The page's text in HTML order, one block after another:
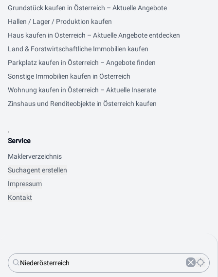
Grundstück kaufen in Österreich – Aktuelle Angebote
Hallen / Lager / Produktion kaufen
Haus kaufen in Österreich – Aktuelle Angebote entdecken
Land & Forstwirtschaftliche Immobilien kaufen
Parkplatz kaufen in Österreich – Angebote finden
Sonstige Immobilien kaufen in Österreich
Wohnung kaufen in Österreich – Aktuelle Inserate
Zinshaus und Renditeobjekte in Österreich kaufen
.
Service
Maklerverzeichnis
Suchagent erstellen
Impressum
Kontakt